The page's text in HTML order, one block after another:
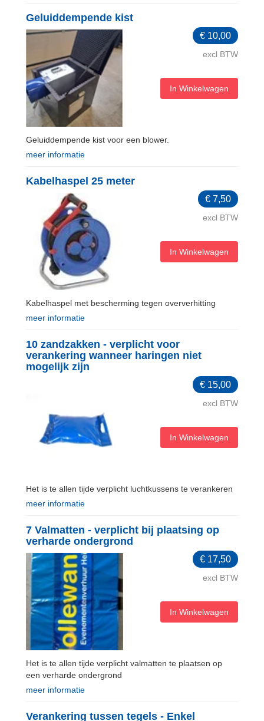
Geluiddempende kist
€ 10,00
excl BTW
In Winkelwagen
Geluiddempende kist voor een blower.
meer informatie
Kabelhaspel 25 meter
€ 7,50
excl BTW
In Winkelwagen
Kabelhaspel met bescherming tegen oververhitting
meer informatie
10 zandzakken - verplicht voor
verankering wanneer haringen niet
mogelijk zijn
€ 15,00
excl BTW
In Winkelwagen
Het is te allen tijde verplicht luchtkussens te verankeren
meer informatie
7 Valmatten - verplicht bij plaatsing op
verharde ondergrond
€ 17,50
excl BTW
In Winkelwagen
Het is te allen tijde verplicht valmatten te plaatsen op
een verharde ondergrond
meer informatie
Verankering tussen tegels - Enkel